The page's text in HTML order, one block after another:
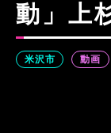
動」上
米沢市 動画